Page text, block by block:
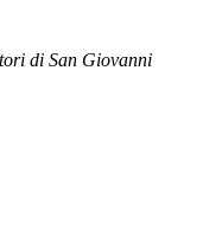
di San Giovanni